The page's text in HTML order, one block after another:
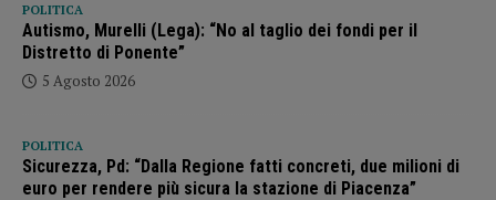
POLITICA
Autismo, Murelli (Lega): “No al taglio dei fondi per il
Distretto di Ponente”
5 Agosto 2026
POLITICA
Sicurezza, Pd: “Dalla Regione fatti concreti, due milioni di
euro per rendere più sicura la stazione di Piacenza”